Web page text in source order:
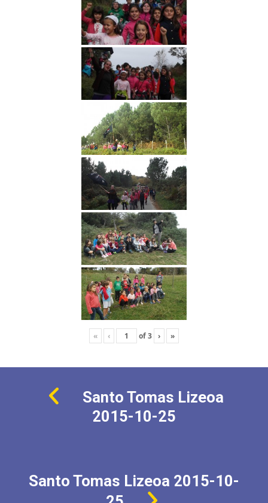
« ‹ of3 › »
Santo Tomas Lizeoa
2015-10-25
Santo Tomas Lizeoa 2015-10-